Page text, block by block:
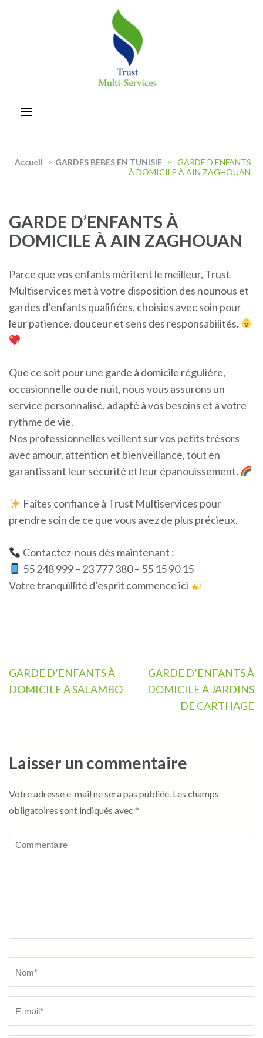
Accueil > GARDES BEBES EN TUNISIE > GARDE D’ENFANTS
À DOMICILE À AIN ZAGHOUAN
GARDE D’ENFANTS À
DOMICILE À AIN ZAGHOUAN
Parce que vos enfants méritent le meilleur, Trust
Multiservices met à votre disposition des nounous et
gardes d’enfants qualifiées, choisies avec soin pour
leur patience, douceur et sens des responsabilités.
Que ce soit pour une garde à domicile régulière,
occasionnelle ou de nuit, nous vous assurons un
service personnalisé, adapté à vos besoins et à votre
rythme de vie.
Nos professionnelles veillent sur vos petits trésors
avec amour, attention et bienveillance, tout en
garantissant leur sécurité et leur épanouissement.
Faites confiance à Trust Multiservices pour
prendre soin de ce que vous avez de plus précieux.
Contactez-nous dès maintenant :
55 248 999 – 23 777 380 – 55 15 90 15
Votre tranquillité d’esprit commence ici
Navigation
de
GARDE D’ENFANTS À
DOMICILE À SALAMBO
GARDE D’ENFANTS À
DOMICILE À JARDINS
DE CARTHAGE
Laisser un commentaire
Votre adresse e-mail ne sera pas publiée. Les champs
obligatoires sont indiqués avec *
Commentaire